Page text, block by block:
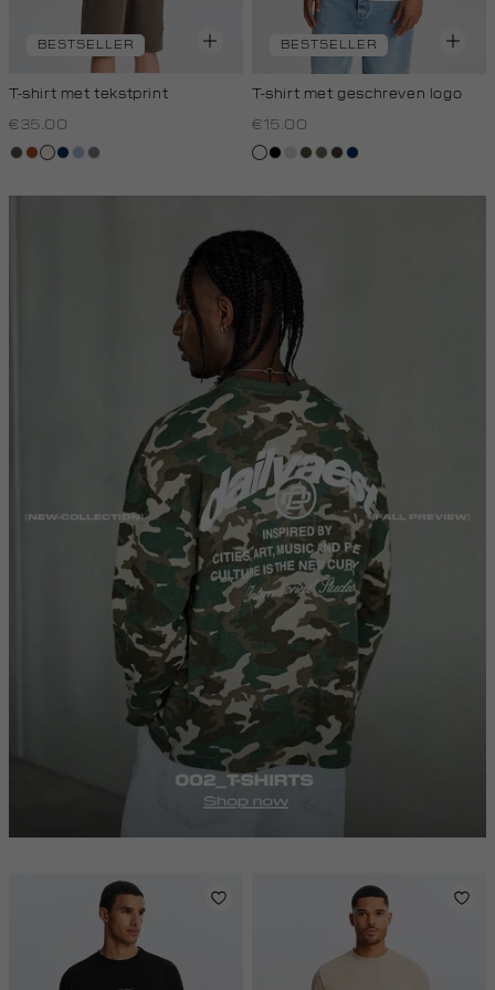
BESTSELLER
T-shirt met tekstprint
€35.00
bos,bruin
wit,
white
donkerblauw
blauw,
licht
middengrijs
BESTSELLER
T-shirt met geschreven logo
€15.00
witzwarttaupe,
donkerkhaki
lichtbruin
chocodonkerblauw